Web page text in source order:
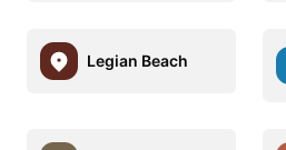
Legian Beach